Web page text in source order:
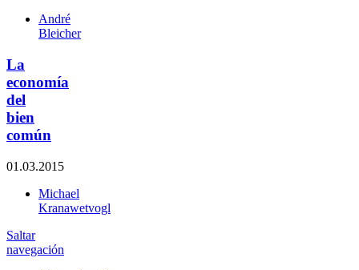
André
Bleicher
La
economía
del
bien
común
01.03.2015
Michael
Kranawetvogl
Saltar
navegación